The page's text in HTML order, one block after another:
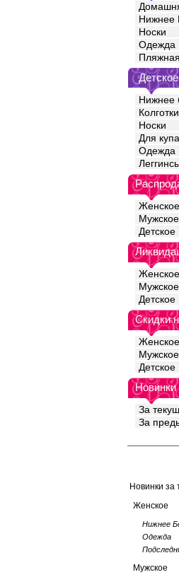
Нижнее
Носки
Одежда
Детское
Нижнее
Колготки
Носки
Для
Одежда
Женское
Мужское
Детское
Женское
Мужское
Детское
Скидки
Женское
Мужское
Детское
Новинки
За
За
Новинки за
Женское
Нижнее
Одежда
Мужское